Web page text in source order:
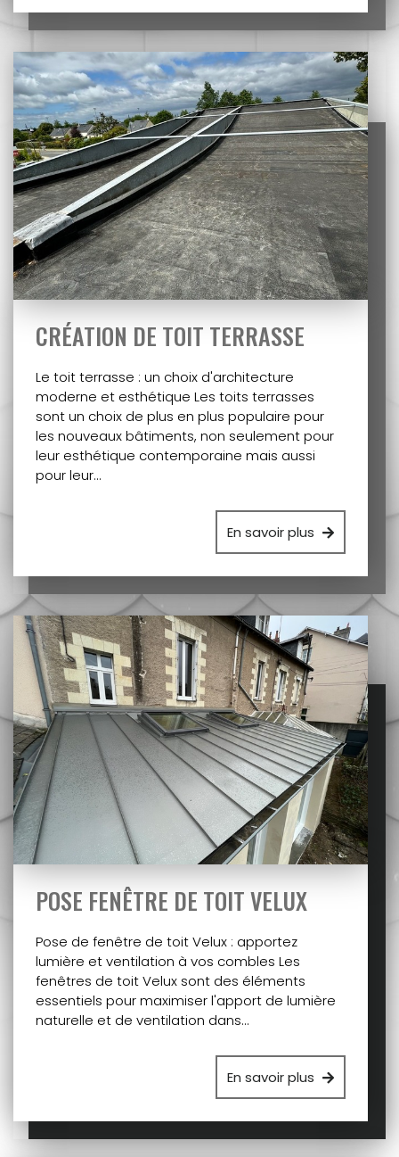
CRÉATION DE TOIT TERRASSE
Le toit terrasse : un choix d'architecture
moderne et esthétique Les toits terrasses
sont un choix de plus en plus populaire pour
les nouveaux bâtiments, non seulement pour
leur esthétique contemporaine mais aussi
pour leur…
En savoir plus
POSE FENÊTRE DE TOIT VELUX
Pose de fenêtre de toit Velux : apportez
lumière et ventilation à vos combles Les
fenêtres de toit Velux sont des éléments
essentiels pour maximiser l'apport de lumière
naturelle et de ventilation dans…
En savoir plus